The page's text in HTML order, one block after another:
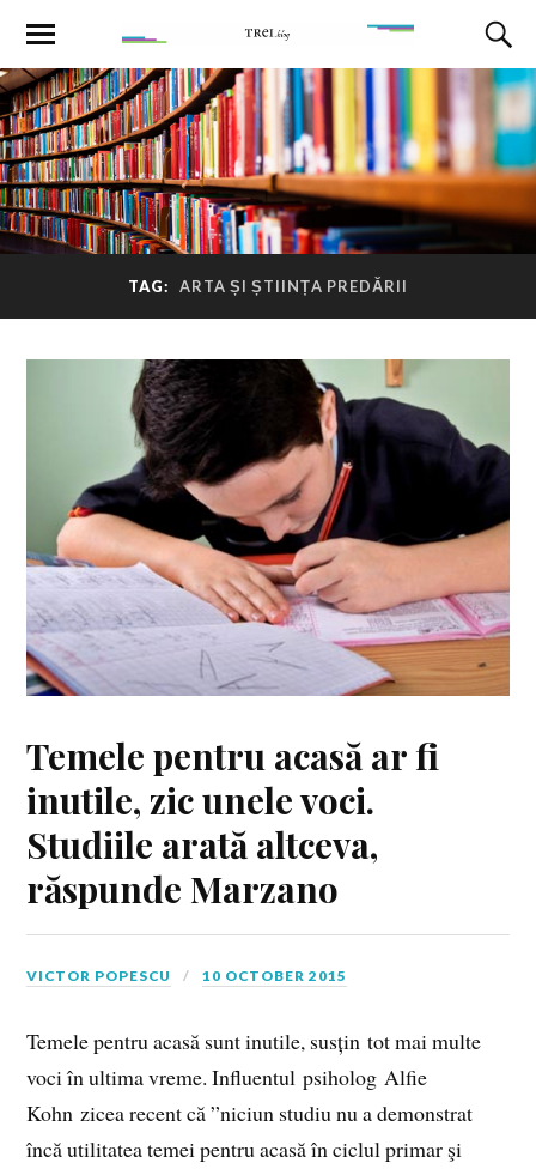
TAG: ARTA ȘI ȘTIINȚA PREDĂRII
Temele pentru acasă ar fi
inutile, zic unele voci.
Studiile arată altceva,
răspunde Marzano
VICTOR POPESCU 10 OCTOBER 2015
Temele pentru acasă sunt inutile, susțin tot mai multe
voci în ultima vreme. Influentul psiholog Alfie
Kohn zicea recent că ”niciun studiu nu a demonstrat
încă utilitatea temei pentru acasă în ciclul primar şi